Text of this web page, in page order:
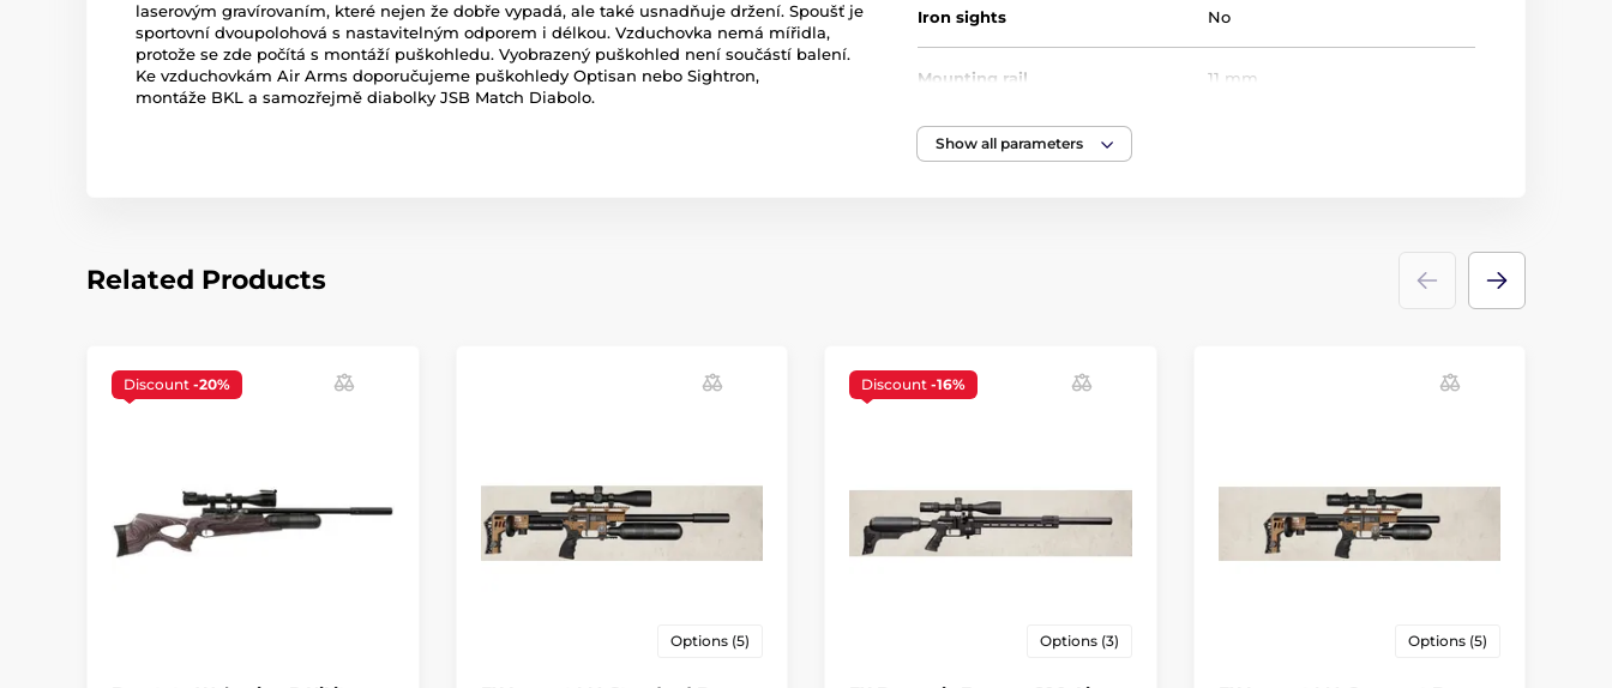
laserovým gravírovaním, které nejen že dobře vypadá, ale také usnadňuje držení. Spoušť je
sportovní dvoupolohová s nastavitelným odporem i délkou. Vzduchovka nemá mířidla,
protože se zde počítá s montáží puškohledu. Vyobrazený puškohled není součástí balení.
Ke vzduchovkám Air Arms doporučujeme puškohledy Optisan nebo Sightron,
montáže BKL a samozřejmě diabolky JSB Match Diabolo.
Iron sights No
Mounting rail 11 mm
Gunstock
Show all parameters
Related Products
Discount -20%
Options (5)
Discount -16%
Options (3) Options (5)